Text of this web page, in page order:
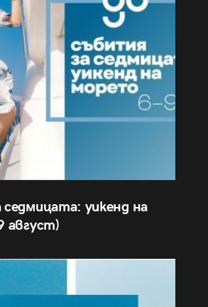
уикенд на
август)